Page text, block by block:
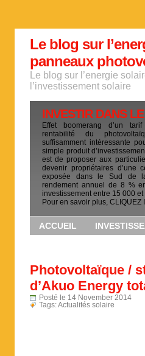
Le blog sur
panneaux
Le blog sur l’energie
l’investissement solaire
INVESTIR DANS
Effet boomerang d’un
rentabilité du
suffisamment intéressante
simple produit
est de proposer aux
devenir propriétaires d’une
exposée dans le Sud de
rendement annuel de 8 %
investissement entre 15 000
Pour en savoir plus, CLIQUEZ
ACCUEIL
Photovoltaïque /
d’Akuo Energy
Posté le 14 November 2014
Tags:Actualités solaire